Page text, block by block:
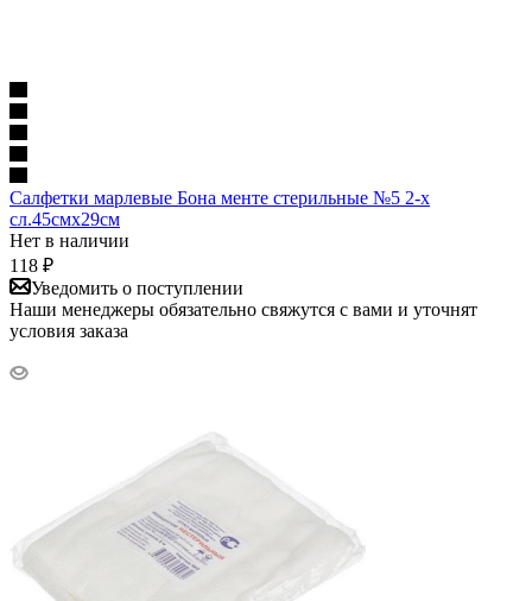
Салфетки марлевые Бона менте стерильные №5 2-х
сл.45смх29см
Нет в наличии
118 ₽
Уведомить о поступлении
Наши менеджеры обязательно свяжутся с вами и уточнят
условия заказа